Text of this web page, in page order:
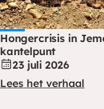
Hongercrisis in
kantelpunt
23 juli 2026
Lees het verhaal